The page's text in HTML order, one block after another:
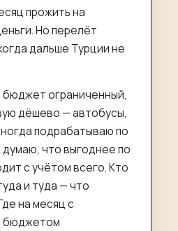
прожить на
Но перелёт
дальше Турции не
бюджет ограниченный,
дёшево — автобусы,
подрабатываю по
думаю, что выгоднее по
с учётом всего. Кто
и туда — что
на месяц с
бюджетом